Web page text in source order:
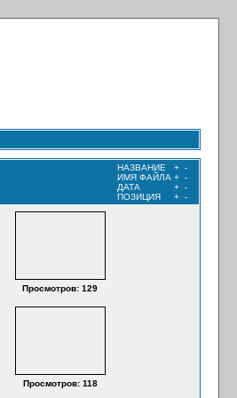
НАЗВАНИЕ + -
ИМЯ ФАЙЛА + -
ДАТА
+ -
ПОЗИЦИЯ
+ -
Просмотров: 129
Просмотров: 118